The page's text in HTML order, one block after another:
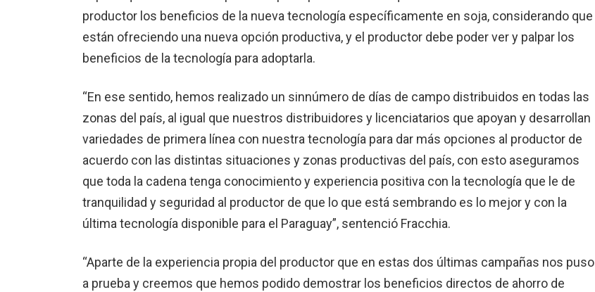
productor los beneficios de la nueva tec­nología específicamente en soja, considerando que
están ofreciendo una nue­va opción productiva, y el productor debe poder ver y palpar los
beneficios de la tecnología para adoptarla.
“En ese sentido, hemos realizado un sinnúmero de días de campo distribuidos en todas las
zonas del país, al igual que nuestros dis­tribuidores y licenciatarios que apoyan y desarrollan
variedades de primera lí­nea con nuestra tecnología para dar más opciones al productor de
acuerdo con las distintas situaciones y zonas productivas del país, con esto aseguramos
que toda la cadena tenga co­nocimiento y experiencia positiva con la tecnología que le de
tranquilidad y seguridad al productor de que lo que está sembrando es lo mejor y con la
última tecnología disponible para el Paraguay”, sentenció Fracchia.
“Aparte de la experiencia propia del productor que en estas dos últimas cam­pañas nos puso
a prueba y creemos que hemos po­dido demostrar los bene­ficios directos de ahorro de